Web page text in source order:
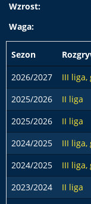
Wzrost:
Waga:
Sezon
2026/2027
III liga,
2025/2026
II liga
2025/2026 II liga
2024/2025 III liga,
2024/2025 III liga,
2023/2024 II liga